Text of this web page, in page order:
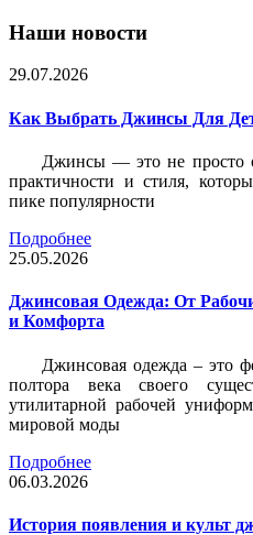
Наши новости
29.07.2026
Как Выбрать Джинсы Для
Джинсы — это не просто
практичности и стиля,
пике популярности
Подробнее
25.05.2026
Джинсовая Одежда: От
и Комфорта
Джинсовая одежда – это
полтора века своего
утилитарной рабочей
мировой моды
Подробнее
06.03.2026
История появления и культ